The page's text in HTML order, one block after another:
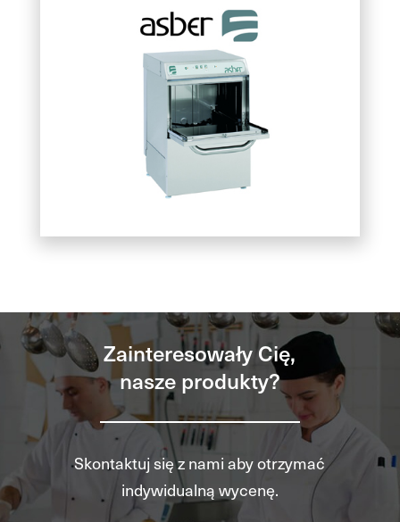
Zainteresowały Cię,
nasze produkty?
Skontaktuj się z nami aby otrzymać
indywidualną wycenę.